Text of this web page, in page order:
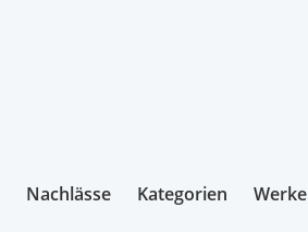
Nachlässe Kategorien Werke